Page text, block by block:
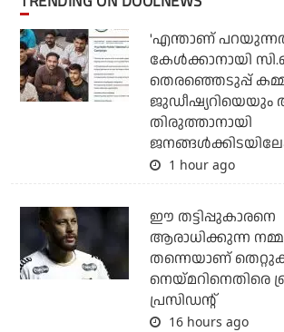
'എന്താണ്
കേള്‍ക്കാനായി
തെരഞ്ഞെടുപ്പ്
ജുഡീഷ്യറിയെയും
തിരുത്താനായി
1 hour ago
ഈ തട്ടിപ്പുകാരനെ
ആരാധിക്കുന്ന
തന്നെയാണ്
നെയ്മറിനെതിരെ
പ്രസിഡന്റ്
16 hours ago